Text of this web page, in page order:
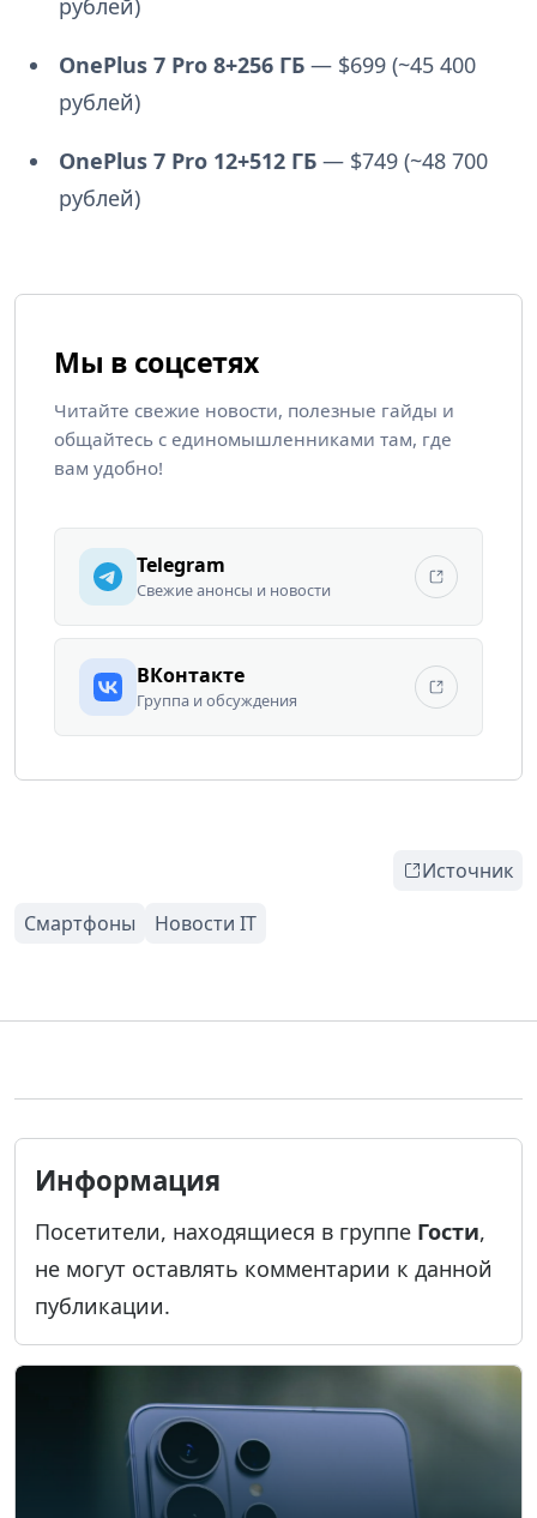
OnePlus 7 Pro 8+256 ГБ— $699 (~45 400
рублей)
OnePlus 7 Pro 12+512 ГБ— $749 (~48 700
рублей)
Мы в соцсетях
Читайте свежие новости, полезные гайды и
общайтесь с единомышленниками там, где
вам удобно!
Telegram
Свежие анонсы и новости
ВКонтакте
Группа и обсуждения
Источник
Информация
Посетители, находящиеся в группе Гости,
не могут оставлять комментарии к данной
публикации.